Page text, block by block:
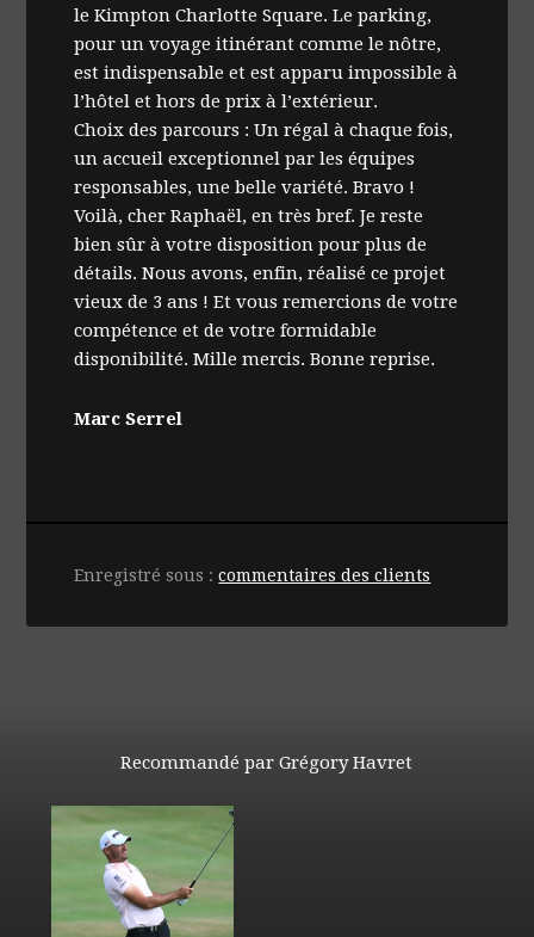
le Kimpton Charlotte Square. Le parking,
pour un voyage itinérant comme le nôtre,
est indispensable et est apparu impossible à
l’hôtel et hors de prix à l’extérieur.
Choix des parcours : Un régal à chaque fois,
un accueil exceptionnel par les équipes
responsables, une belle variété. Bravo !
Voilà, cher Raphaël, en très bref. Je reste
bien sûr à votre disposition pour plus de
détails. Nous avons, enfin, réalisé ce projet
vieux de 3 ans ! Et vous remercions de votre
compétence et de votre formidable
disponibilité. Mille mercis. Bonne reprise.
MarcSerrel
Enregistré sous :commentaires des clients
Recommandé par Grégory Havret